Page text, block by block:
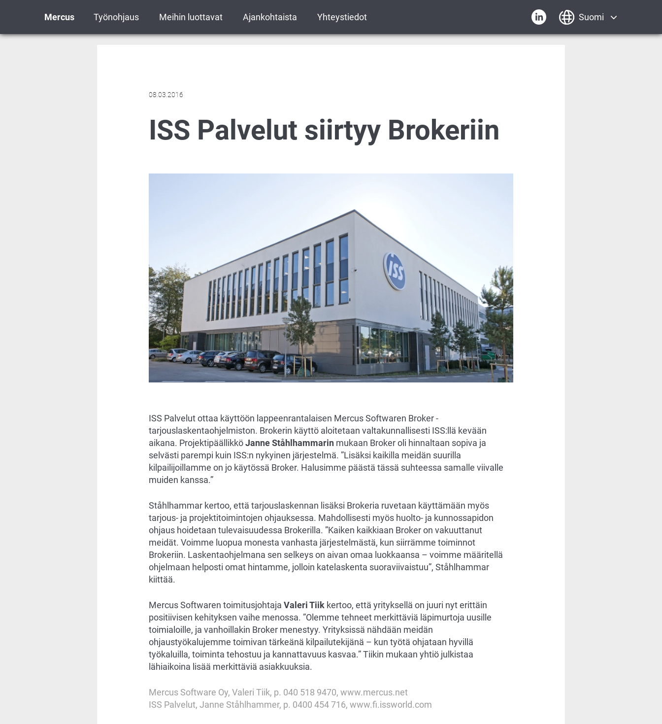
Mercus Työnohjaus Meihin luottavat Ajankohtaista Yhteystiedot
08.03.2016
ISS Palvelut siirtyy Brokeriin
ISS Palvelut ottaa käyttöön lappeenrantalaisen Mercus Softwaren Broker -
tarjouslaskentaohjelmiston. Brokerin käyttö aloitetaan valtakunnallisesti ISS:llä kevään
aikana. ProjektipäällikköJanne Ståhlhammarin mukaan Broker oli hinnaltaan sopiva ja
selvästi parempi kuin ISS:n nykyinen järjestelmä. ”Lisäksi kaikilla meidän suurilla
kilpailijoillamme on jo käytössä Broker. Halusimme päästä tässä suhteessa samalle viivalle
muiden kanssa.”
Ståhlhammar kertoo, että tarjouslaskennan lisäksi Brokeria ruvetaan käyttämään myös
tarjous- ja projektitoimintojen ohjauksessa. Mahdollisesti myös huolto- ja kunnossapidon
ohjaus hoidetaan tulevaisuudessa Brokerilla. ”Kaiken kaikkiaan Broker on vakuuttanut
meidät. Voimme luopua monesta vanhasta järjestelmästä, kun siirrämme toiminnot
Brokeriin. Laskentaohjelmana sen selkeys on aivan omaa luokkaansa – voimme määritellä
ohjelmaan helposti omat hintamme, jolloin katelaskenta suoraviivaistuu”, Ståhlhammar
kiittää.
Mercus Softwaren toimitusjohtaja Valeri Tiik kertoo, että yrityksellä on juuri nyt erittäin
positiivisen kehityksen vaihe menossa. ”Olemme tehneet merkittäviä läpimurtoja uusille
toimialoille, ja vanhoillakin Broker menestyy. Yrityksissä nähdään meidän
ohjaustyökalujemme toimivan tärkeänä kilpailutekijänä – kun työtä ohjataan hyvillä
työkaluilla, toiminta tehostuu ja kannattavuus kasvaa.” Tiikin mukaan yhtiö julkistaa
lähiaikoina lisää merkittäviä asiakkuuksia.
Mercus Software Oy, Valeri Tiik, p. 040 518 9470, www.mercus.net
ISS Palvelut, Janne Ståhlhammer, p. 0400 454 716, www.fi.issworld.com